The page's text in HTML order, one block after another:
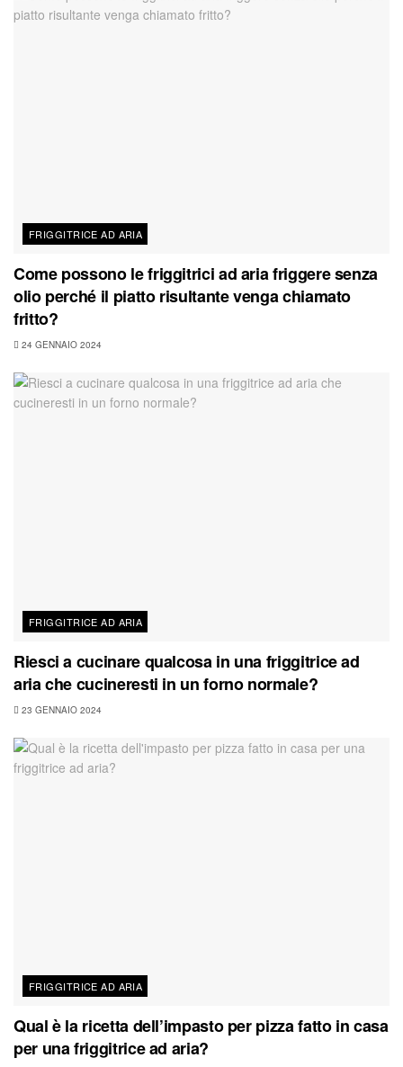
FRIGGITRICE AD ARIA
Come possono le friggitrici ad aria friggere senza
olio perché il piatto risultante venga chiamato
fritto?
24 GENNAIO 2024
FRIGGITRICE AD ARIA
Riesci a cucinare qualcosa in una friggitrice ad
aria che cucineresti in un forno normale?
23 GENNAIO 2024
FRIGGITRICE AD ARIA
Qual è la ricetta dell’impasto per pizza fatto in casa
per una friggitrice ad aria?